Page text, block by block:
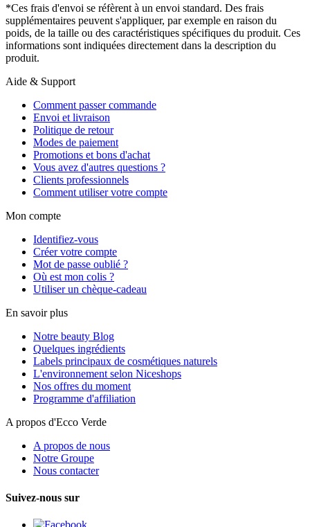
*Ces frais d'envoi se réfèrent à un envoi standard. Des frais
supplémentaires peuvent s'appliquer, par exemple en raison du
poids, de la taille ou des caractéristiques spécifiques du produit. Ces
informations sont indiquées directement dans la description du
produit.
Aide & Support
Comment passer commande
Envoi et livraison
Politique de retour
Modes de paiement
Promotions et bons d'achat
Vous avez d'autres questions ?
Clients professionnels
Comment utiliser votre compte
Mon compte
Identifiez-vous
Créer votre compte
Mot de passe oublié ?
Où est mon colis ?
Utiliser un chèque-cadeau
En savoir plus
Notre beauty Blog
Quelques ingrédients
Labels principaux de cosmétiques naturels
L'environnement selon Niceshops
Nos offres du moment
Programme d'affiliation
A propos d'Ecco Verde
A propos de nous
Notre Groupe
Nous contacter
Suivez-nous sur